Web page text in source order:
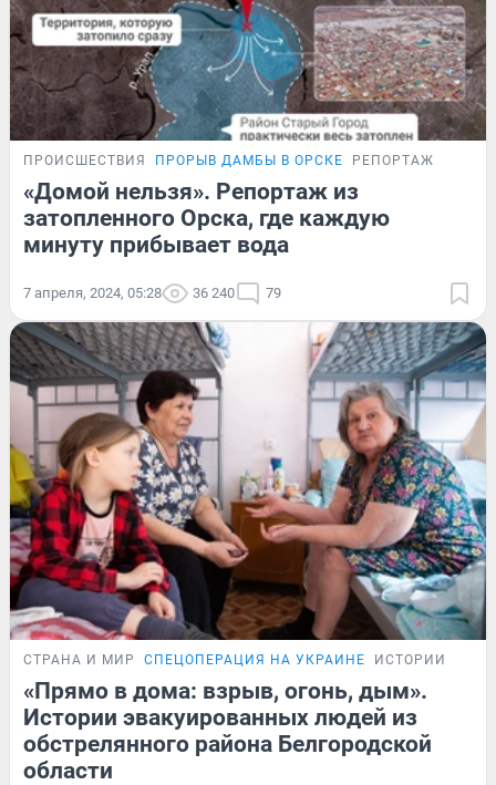
ПРОИСШЕСТВИЯ ПРОРЫВ ДАМБЫ В ОРСКЕ РЕПОРТАЖ
«Домой нельзя». Репортаж из
затопленного Орска, где каждую
минуту прибывает вода
7 апреля, 2024, 05:28 36 240 79
СТРАНА И МИР СПЕЦОПЕРАЦИЯ НА УКРАИНЕ ИСТОРИИ
«Прямо в дома: взрыв, огонь, дым».
Истории эвакуированных людей из
обстрелянного района Белгородской
области